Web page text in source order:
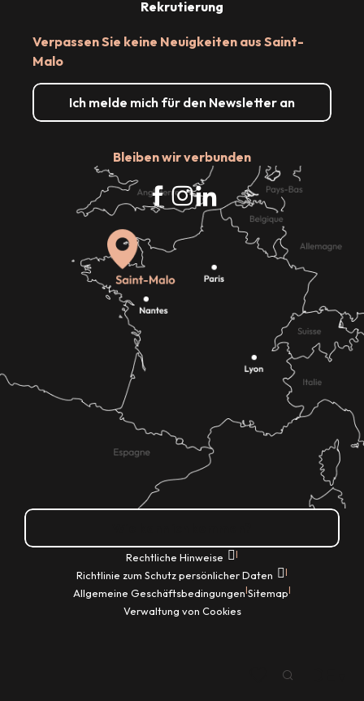
Verpassen Sie keine Neuigkeiten aus Saint-
Malo
Ich melde mich für den Newsletter an
Bleiben wir verbunden
Rekrutierung
Rechtliche Hinweise |
Richtlinie zum Schutz persönlicher Daten |
Allgemeine Geschäftsbedingungen|Sitemap|
Verwaltung von Cookies